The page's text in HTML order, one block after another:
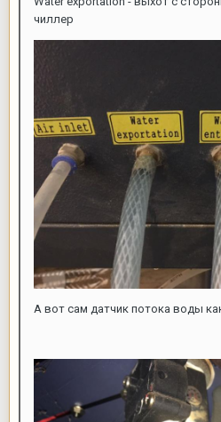
чиллер
А вот сам датчик потока воды